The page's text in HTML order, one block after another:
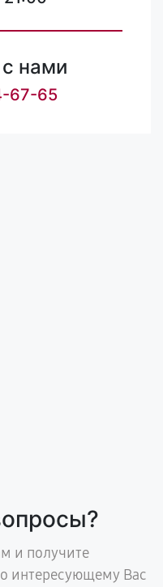
нами
67-65
и получите
интересующему Вас